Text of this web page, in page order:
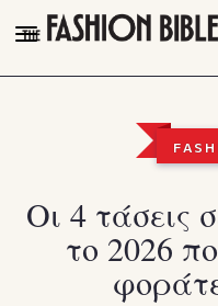
THE
TALK OF THE
PLEASURES
Οι 4 τάσεις
το 2026